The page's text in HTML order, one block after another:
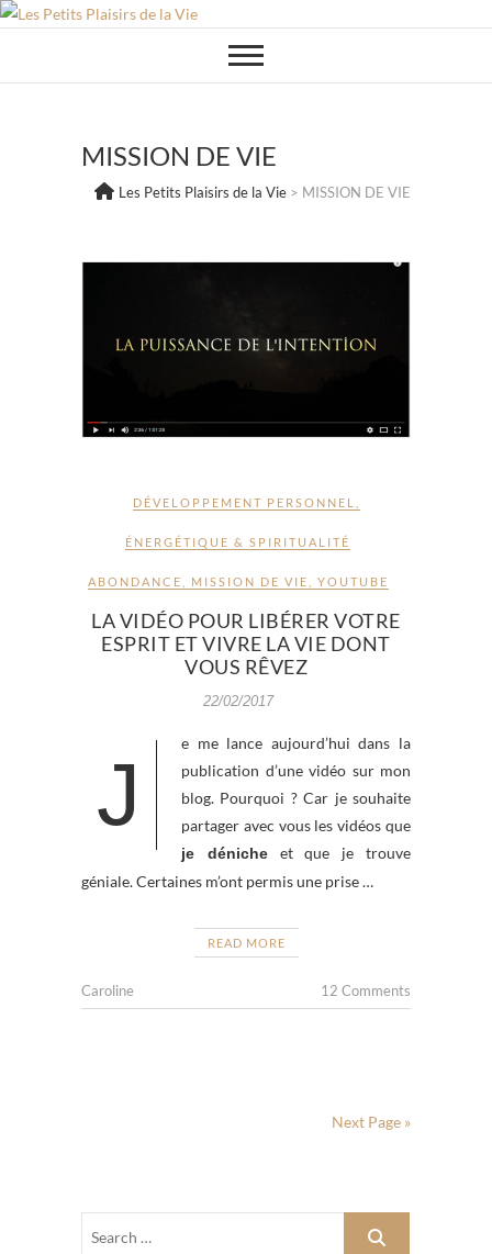
Skip
MISSION DE VIE
Les Petits Plaisirs de la Vie > MISSION DE VIE
DÉVELOPPEMENT PERSONNEL
ÉNERGÉTIQUE & SPIRITUALITÉ
ABONDANCE MISSION DE VIE YOUTUBE
LA VIDÉO POUR LIBÉRER VOTRE
ESPRIT ET VIVRE LA VIE DONT
VOUS RÊVEZ
22/02/2017
J
e me lance aujourd’hui dans la
publication d’une vidéo sur mon
blog. Pourquoi ? Car je souhaite
partager avec vous les vidéos que
je dénicheet que je trouve
géniale. Certaines m’ont permis une prise …
READ MORE
Caroline 12 Comments
Next Page »